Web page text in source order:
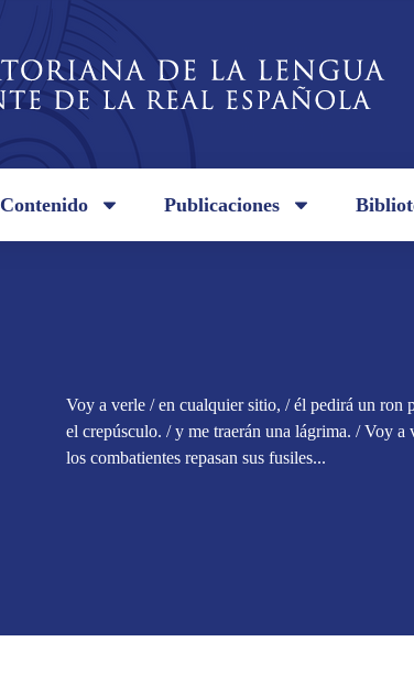
Contenido Publicaciones
Voy a verle / en cualquier sitio, / él pedirá un ron
el crepúsculo. / y me traerán una lágrima. / Voy a
los combatientes repasan sus fusiles...